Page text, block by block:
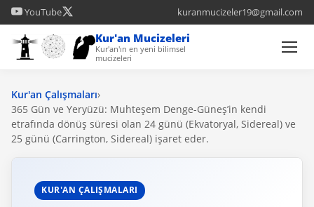
YouTube kuranmucizeler19@gmail.com
Kur'an Mucizeleri
Kur'an'ın en yeni bilimsel
mucizeleri
Kur'an Çalışmaları›
365 Gün ve Yeryüzü: Muhteşem Denge-Güneş’in kendi
etrafında dönüş süresi olan 24 günü (Ekvatoryal, Sidereal) ve
25 günü (Carrington, Sidereal) işaret eder.
KUR'AN ÇALIŞMALARI